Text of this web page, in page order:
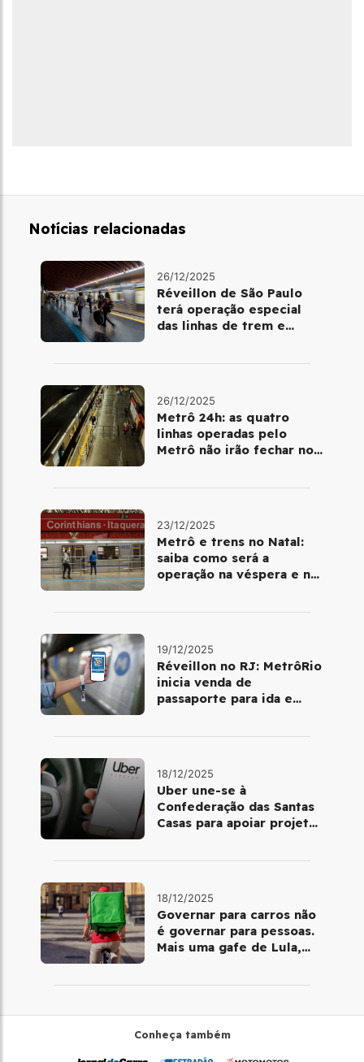
Notícias relacionadas
26/12/2025
Réveillon de São Paulo
terá operação especial
das linhas de trem e
26/12/2025
Metrô 24h: as quatro
linhas operadas pelo
Metrô não irão fechar no
23/12/2025
Metrô e trens no Natal:
saiba como será a
operação na véspera e no
19/12/2025
Réveillon no RJ: MetrôRio
inicia venda de
passaporte para ida e
18/12/2025
Uber une-se à
Confederação das Santas
Casas para apoiar projetos
18/12/2025
Governar para carros não
é governar para pessoas.
Mais uma gafe de Lula,
Conheça também